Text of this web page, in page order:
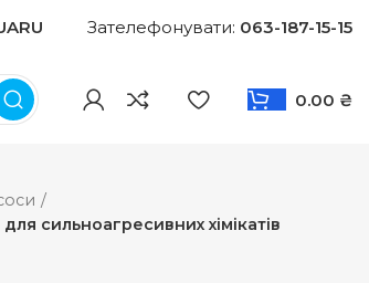
RU Зателефонувати: 063-187-15-15
0.00 ₴
сильноагресивних хімікатів